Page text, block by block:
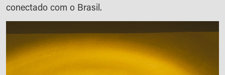
conectado com o Brasil.